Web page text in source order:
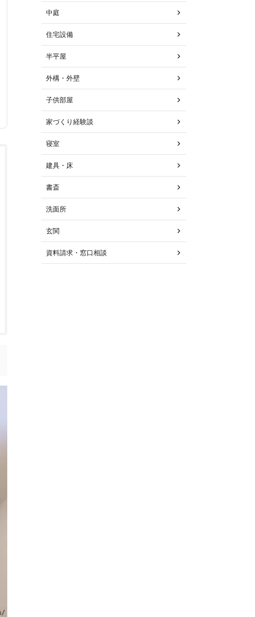
中庭
住宅設備
半平屋
外構・外壁
子供部屋
家づくり経験談
寝室
建具・床
書斎
洗面所
玄関
資料請求・窓口相談